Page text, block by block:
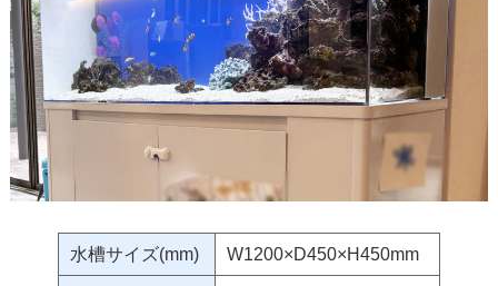
水槽サイズ(mm) W1200×D450×H450mm